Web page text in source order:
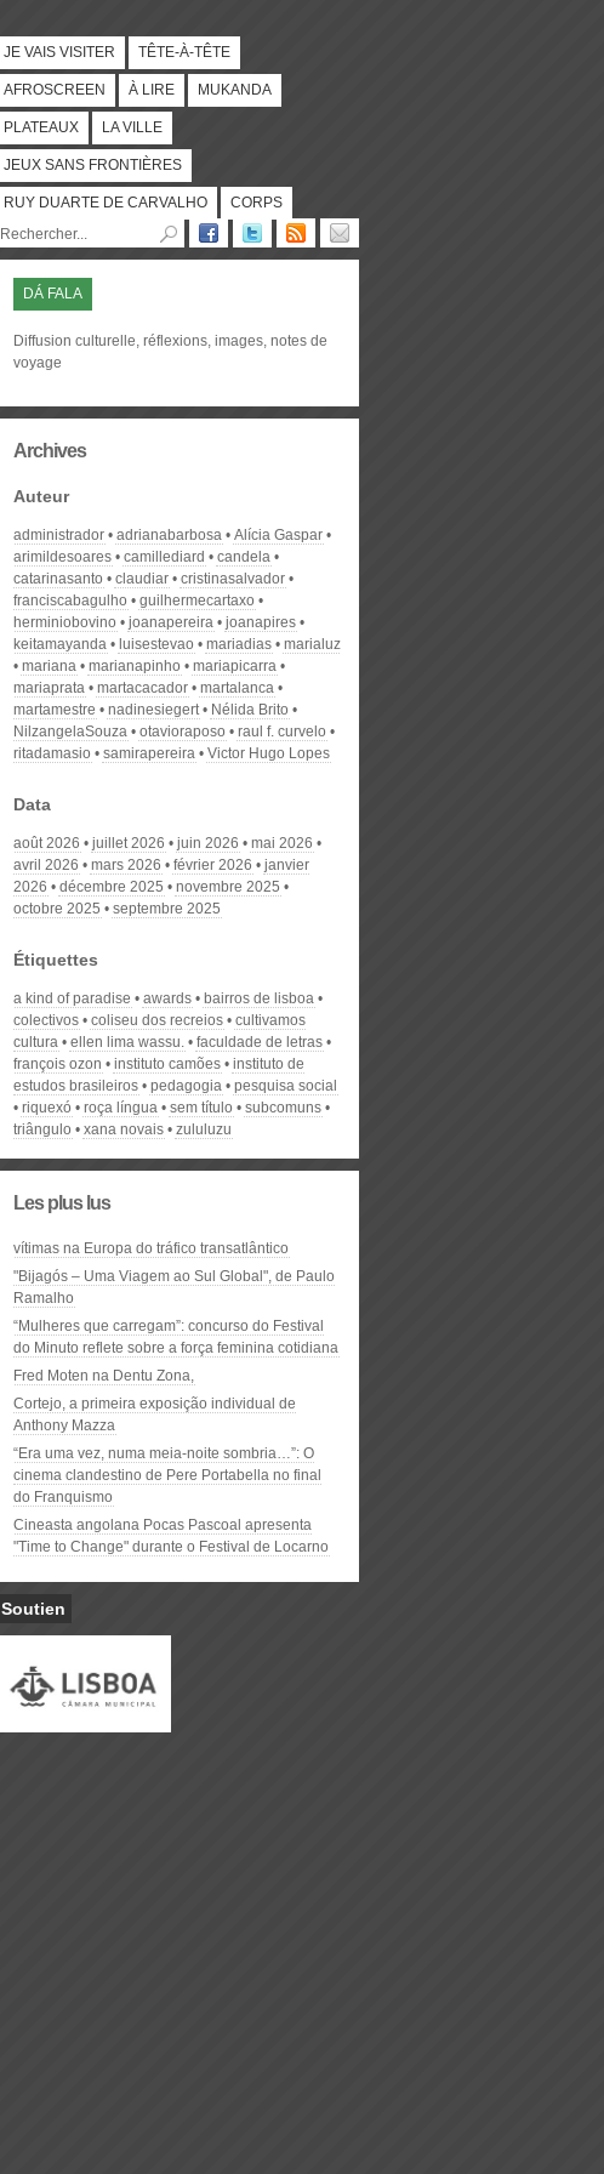
JE VAIS VISITER TÊTE-À-TÊTE
AFROSCREEN À LIRE MUKANDA
PLATEAUX LA VILLE
JEUX SANS FRONTIÈRES
RUY DUARTE DE CARVALHO CORPS
DÁ FALA
Diffusion culturelle, réflexions, images, notes de
voyage
Archives
Auteur
administrador adrianabarbosa
Alícia Gaspar
arimildesoares
camillediard
candela
catarinasanto
claudiar
cristinasalvador
franciscabagulho
guilhermecartaxo
herminiobovino
joanapereira
joanapires
keitamayanda
luisestevao mariadias
marialuz
mariana
marianapinho
mariapicarra
mariaprata
martacacador
martalanca
martamestre
nadinesiegert
Nélida Brito
NilzangelaSouza
otavioraposo
raul f. curvelo
ritadamasio
samirapereira Victor Hugo Lopes
Data
août 2026 juillet 2026 juin 2026
mai 2026
avril 2026
mars 2026 février 2026
janvier
2026
décembre 2025
novembre 2025
octobre 2025
septembre 2025
Étiquettes
a kind of paradise awards
bairros de lisboa
colectivos
coliseu dos recreios
cultivamos
cultura
ellen lima wassu.
faculdade de letras
françois ozon
instituto camões
instituto de
estudos brasileiros
pedagogia
pesquisa social
riquexó
roça língua sem título
subcomuns
triângulo
xana novais zululuzu
Les plus lus
vítimas na Europa do tráfico transatlântico
"Bijagós – Uma Viagem ao Sul Global", de Paulo
Ramalho
“Mulheres que carregam”: concurso do Festival
do Minuto reflete sobre a força feminina cotidiana
Fred Moten na Dentu Zona,
Cortejo, a primeira exposição individual de
Anthony Mazza
“Era uma vez, numa meia-noite sombria…”: O
cinema clandestino de Pere Portabella no final
do Franquismo
Cineasta angolana Pocas Pascoal apresenta
"Time to Change" durante o Festival de Locarno
Soutien